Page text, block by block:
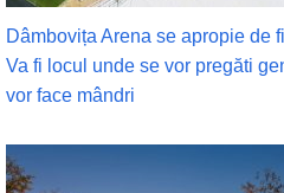
Dâmbovița Arena se apropie de
Va fi locul unde se vor pregăti
vor face mândri